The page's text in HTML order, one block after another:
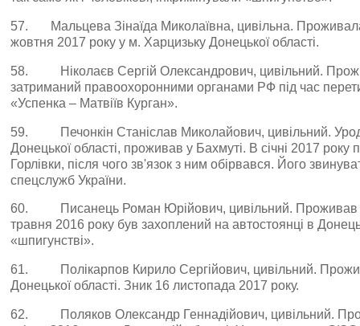
57. Мальцева Зінаїда Миколаївна, цивільна. Проживала
жовтня 2017 року у м. Харцизьку Донецької області.
58. Ніколаєв Сергій Олександрович, цивільний.
затриманий правоохоронними органами РФ під час
«Успенка – Матвіїв Курган».
59. Печонкін Станіслав Миколайович, цивільний.
Донецької області, проживав у Бахмуті. В січні 2017 року
Горлівки, після чого зв'язок з ним обірвався. Його
спецслужб України.
60. Писанець Роман Юрійович, цивільний. Проживав у
травня 2016 року був захоплений на автостоянці в
«шпигунстві».
61. Полікарпов Кирило Сергійович, цивільний.
Донецької області. Зник 16 листопада 2017 року.
62. Поляков Олександр Геннадійович, цивільний.